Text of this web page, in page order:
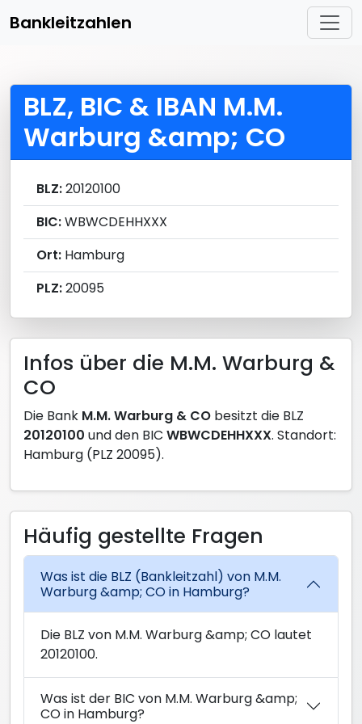
Bankleitzahlen
BLZ, BIC & IBAN M.M.
Warburg &amp; CO
BLZ:20120100
BIC:WBWCDEHHXXX
Ort: Hamburg
PLZ:20095
Infos über die M.M. Warburg &
CO
Die Bank M.M. Warburg & CO besitzt die BLZ
20120100 und den BIC WBWCDEHHXXX. Standort:
Hamburg (PLZ 20095).
Häufig gestellte Fragen
Was ist die BLZ (Bankleitzahl) von M.M.
Warburg &amp; CO in Hamburg?
Die BLZ von M.M. Warburg &amp; CO lautet
20120100.
Was ist der BIC von M.M. Warburg &amp;
CO in Hamburg?